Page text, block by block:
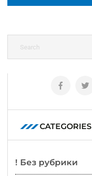
CATEGORIES
! Без рубрики